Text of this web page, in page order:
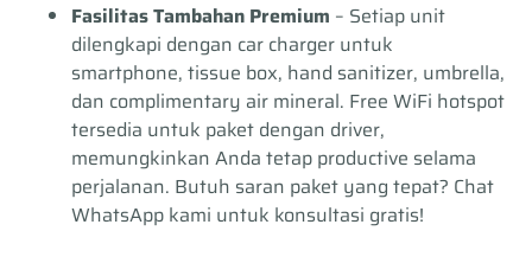
Fasilitas Tambahan Premium – Setiap unit
dilengkapi dengan car charger untuk
smartphone, tissue box, hand sanitizer, umbrella,
dan complimentary air mineral. Free WiFi hotspot
tersedia untuk paket dengan driver,
memungkinkan Anda tetap productive selama
perjalanan. Butuh saran paket yang tepat? Chat
WhatsApp kami untuk konsultasi gratis!